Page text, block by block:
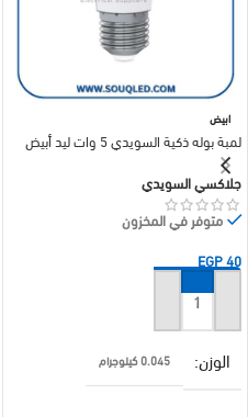
ابيض
لمبة بوله ذكية السويدي 5 وات ليد أبيض
جلاكسي السويدي
متوفر في المخزون
EGP40
إضافة إلى السلة
الوزن 0.045 كيلوجرام